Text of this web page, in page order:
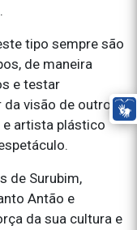
tipo sempre são
de maneira
e testar
da visão de outros
artista plástico
de Surubim,
Antão e
da sua cultura e